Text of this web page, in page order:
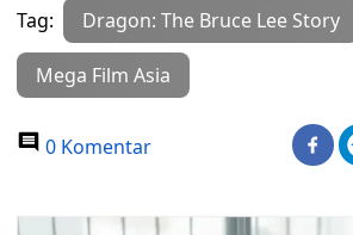
Tag: Dragon: The Bruce Lee Story
Mega Film Asia
0 Komentar